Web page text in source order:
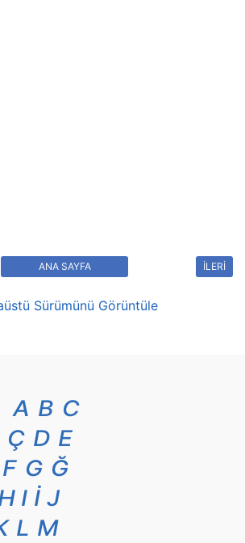
İLERİ
ANA SAYFA
Sürümünü Görüntüle
A B C
Ç D E
F G Ğ
I İ J
L M